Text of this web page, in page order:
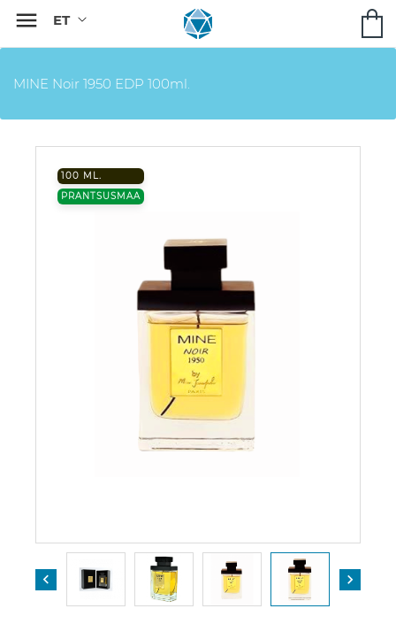

MINE Noir 1950 EDP 100ml.
100 ML.
PRANTSUSMAA
 